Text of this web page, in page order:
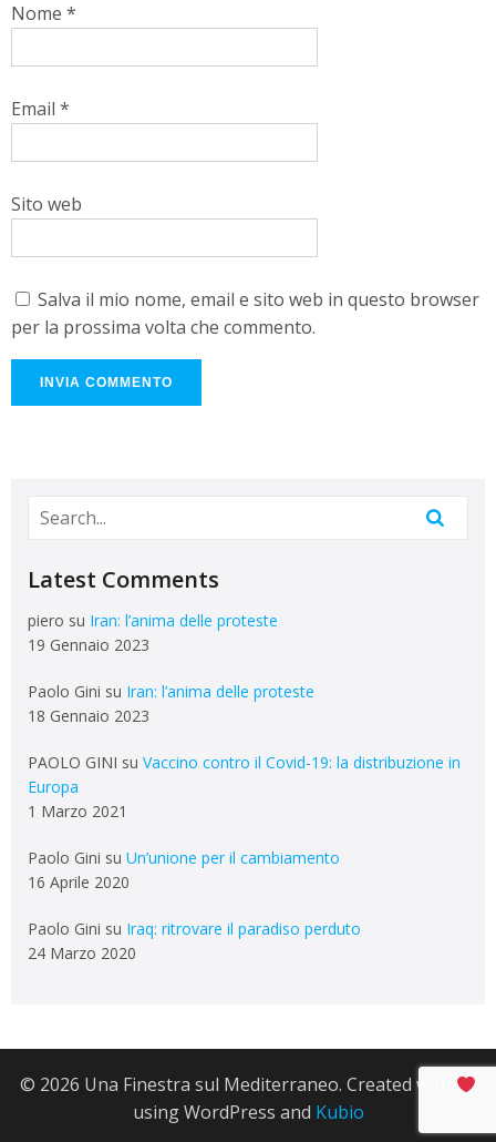
Nome *
Email *
Sito web
Salva il mio nome, email e sito web in questo browser
per la prossima volta che commento.
Latest Comments
piero su Iran: l’anima delle proteste
19 Gennaio 2023
Paolo Gini su Iran: l’anima delle proteste
18 Gennaio 2023
PAOLO GINI su Vaccino contro il Covid-19: la distribuzione in
Europa
1 Marzo 2021
Paolo Gini su Un’unione per il cambiamento
16 Aprile 2020
Paolo Gini su Iraq: ritrovare il paradiso perduto
24 Marzo 2020
© 2026 Una Finestra sul Mediterraneo. Created with
using WordPress and Kubio